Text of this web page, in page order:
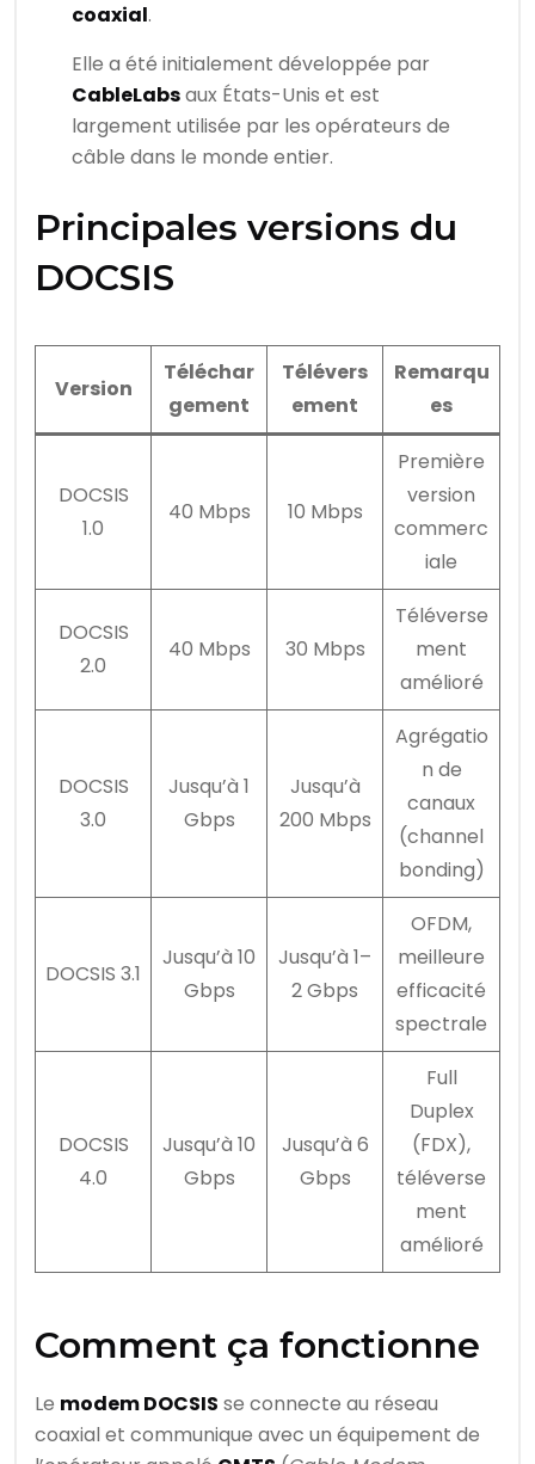
coaxial.
Elle a été initialement développée par
CableLabsaux États-Unis et est
largement utilisée par les opérateurs de
câble dans le monde entier.
Principales versions du
DOCSIS
Version
Téléchar
gement
Télévers
ement
Remarqu
es
DOCSIS
1.0
40 Mbps 10 Mbps
Première
version
commerc
iale
DOCSIS
2.0
40 Mbps 30 Mbps
Téléverse
ment
amélioré
DOCSIS
3.0
Jusqu’à 1
Gbps
Jusqu’à
200 Mbps
Agrégatio
n de
canaux
(channel
bonding)
DOCSIS 3.1
Jusqu’à 10
Gbps
Jusqu’à 1–
2 Gbps
OFDM,
meilleure
efficacité
spectrale
DOCSIS
4.0
Jusqu’à 10
Gbps
Jusqu’à 6
Gbps
Full
Duplex
(FDX),
téléverse
ment
amélioré
Comment ça fonctionne
Le modem DOCSIS se connecte au réseau
coaxial et communique avec un équipement de